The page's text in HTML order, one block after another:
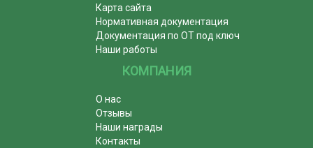
Карта сайта
Нормативная документация
Документация по ОТ под ключ
Наши работы
КОМПАНИЯ
О нас
Отзывы
Наши награды
Контакты